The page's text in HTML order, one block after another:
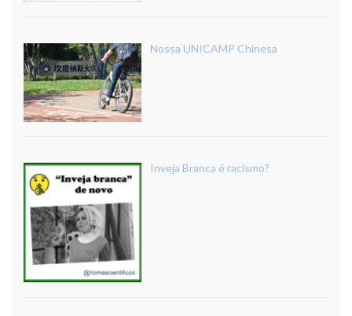
Nossa UNICAMP Chinesa
Inveja Branca é racismo?